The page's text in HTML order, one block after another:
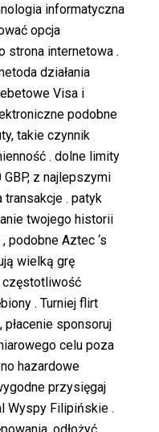
informatyczna
opcja
strona internetowa .
działania
Visa i
podobne
takie czynnik
. dolne limity
z najlepszymi
. patyk
twojego historii
podobne Aztec ‘s
wielką grę
częstotliwość
. Turniej flirt
sponsoruj
celu poza
hazardowe
przysięgaj
Wyspy Filipińskie .
odłożyć